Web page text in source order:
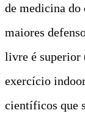
de medicina do
maiores
livre é superior
exercício
científicos que